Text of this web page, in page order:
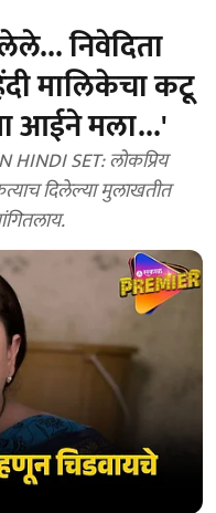
निवेदिता
मालिकेचा कटू
आईने मला...'
HINDI SET: लोकप्रिय
दिलेल्या मुलाखतीत